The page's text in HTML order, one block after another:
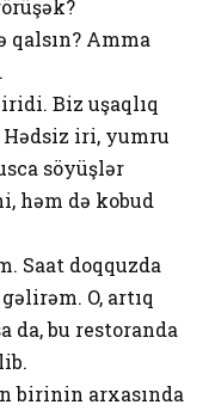
Amma
Biz uşaqlıq
Hədsiz iri, yumru
söyüşlər
həm də kobud
Saat doqquzda
O, artıq
da, bu restoranda
birinin arxasında